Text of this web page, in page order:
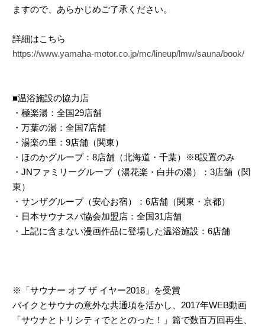
ますので、あらかじめご了承ください。
詳細はこちら
https://www.yamaha-motor.co.jp/mc/lineup/lmw/sauna/book/
■温浴施設の協力店
・極楽湯：全国29店舗
・万葉の湯：全国7店舗
・湯楽の里：9店舗（関東）
・ほのかグループ：8店舗（北海道・千葉）※8設置のみ
・JNファミリーグループ（湯花楽・白井の湯）：3店舗（関
東）
・サンザグループ（安心お宿）：6店舗（関東・京都）
・日本サウナスパ協会加盟店：全国31店舗
・上記に含まない漫画作品に登場した温浴施設：6店舗
※「サウナー オブ ザ イヤー2018」を受賞
バイクとサウナの意外な共通項を活かし、2017年WEB動画
「サウナとトリシティでととのった！」篇で数百万回再生、